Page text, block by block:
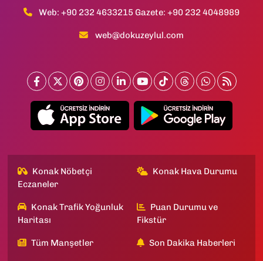
Web: +90 232 4633215 Gazete: +90 232 4048989
web@dokuzeylul.com
Konak Nöbetçi
Eczaneler
Konak Hava Durumu
Konak Trafik Yoğunluk
Haritası
Puan Durumu ve
Fikstür
Tüm Manşetler Son Dakika Haberleri